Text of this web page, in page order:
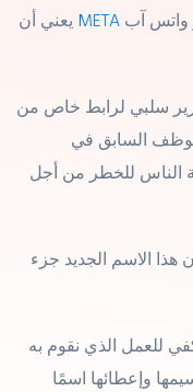
META
سلبي لرابط خاص من
السابق في
الناس للخطر من أجل
الاسم الجديد جزء
للعمل الذي نقوم به
وإعطائها اسمًا